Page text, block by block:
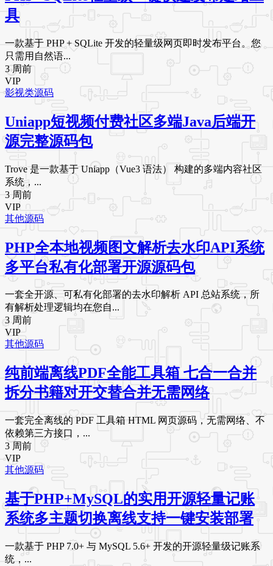
具
一款基于 PHP + SQLite 开发的轻量级网页即时发布平台。您
只需用自然语...
3 周前
VIP
影视类源码
Uniapp短视频付费社区多端Java后端开
源完整源码包
Trove 是一款基于 Uniapp（Vue3 语法） 构建的多端内容社区
系统，...
3 周前
VIP
其他源码
PHP全本地视频图文解析去水印API系统
多平台私有化部署开源源码包
一套全开源、可私有化部署的去水印解析 API 总站系统，所
有解析处理逻辑均在您自...
3 周前
VIP
其他源码
纯前端离线PDF全能工具箱 七合一合并
拆分书籍对开交替合并无需网络
一套完全离线的 PDF 工具箱 HTML 网页源码，无需网络、不
依赖第三方接口，...
3 周前
VIP
其他源码
基于PHP+MySQL的实用开源轻量记账
系统多主题切换离线支持一键安装部署
一款基于 PHP 7.0+ 与 MySQL 5.6+ 开发的开源轻量级记账系
统，...